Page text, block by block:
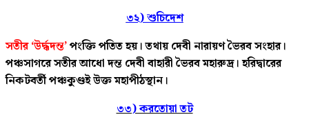
৩২) শুচিদেশ
সতীর ‘উর্দ্ধদন্ত’পংক্তি পতিত হয়। তথায় দেবী নারায়ণ ভৈরব সংহার।
পঞ্চসাগরে সতীর আধো দন্ত দেবী বাহারী ভৈরব মহারুদ্র। হরিদ্বারের
নিকটবর্তী পঞ্চকুণ্ডই উক্ত মহাপীঠস্থান।
৩৩) করতোয়া তট